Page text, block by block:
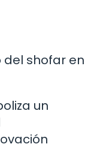
del shofar en
un